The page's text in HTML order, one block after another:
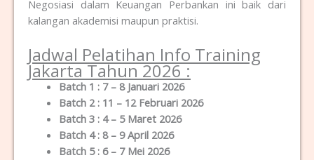
Negosiasi dalam Keuangan Perbankan ini baik dari
kalangan akademisi maupun praktisi.
Jadwal Pelatihan Info Training
Jakarta Tahun 2026 :
Batch 1 : 7 – 8 Januari 2026
Batch 2 : 11 – 12 Februari 2026
Batch 3 : 4 – 5 Maret 2026
Batch 4 : 8 – 9 April 2026
Batch 5 : 6 – 7 Mei 2026